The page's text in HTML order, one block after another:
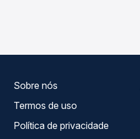
Sobre nós
Termos de uso
Política de privacidade